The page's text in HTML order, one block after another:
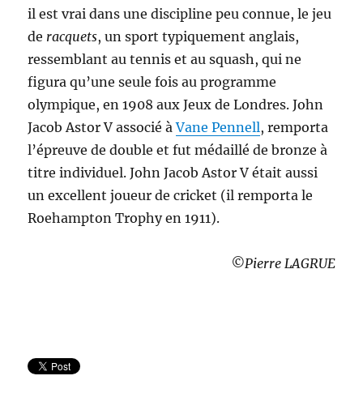
il est vrai dans une discipline peu connue, le jeu
de racquets, un sport typiquement anglais,
ressemblant au tennis et au squash, qui ne
figura qu’une seule fois au programme
olympique, en 1908 aux Jeux de Londres. John
Jacob Astor V associé àVane Pennell, remporta
l’épreuve de double et fut médaillé de bronze à
titre individuel. John Jacob Astor V était aussi
un excellent joueur de cricket (il remporta le
Roehampton Trophy en 1911).
©Pierre LAGRUE